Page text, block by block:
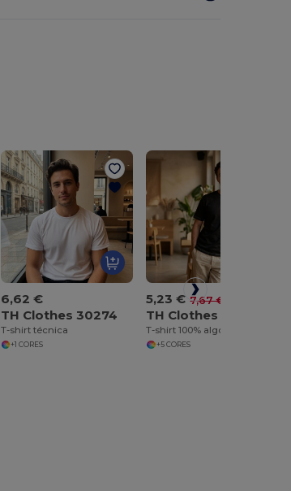
6,62 €
TH Clothes 30274
T-shirt técnica
+1 CORES
5,23 € 7,67 €
TH Clothes 30277
T-shirt 100% algodão
+5 CORES